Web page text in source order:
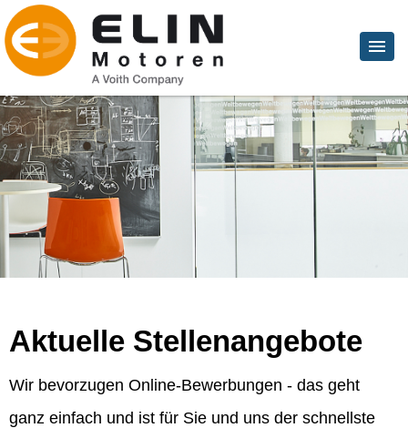
Aktuelle Stellenangebote
Wir bevorzugen Online-Bewerbungen - das geht
ganz einfach und ist für Sie und uns der schnellste